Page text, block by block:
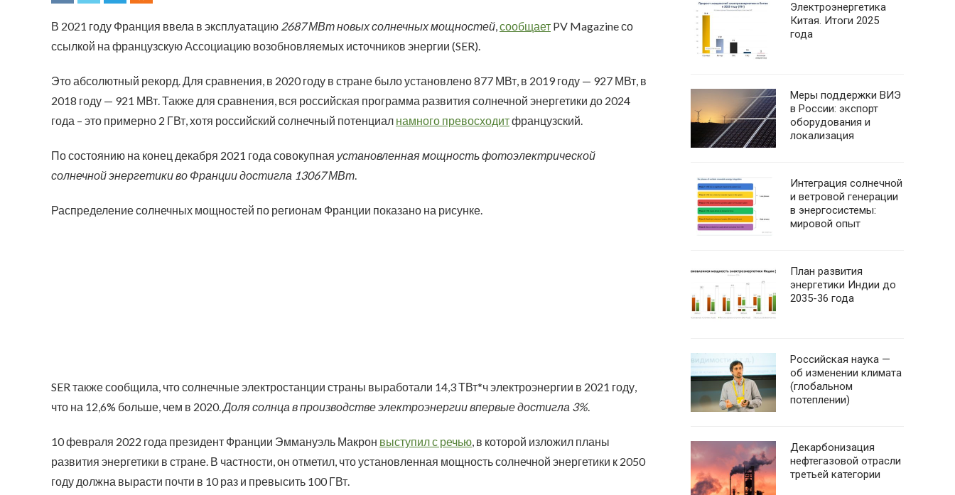
В 2021 году Франция ввела в эксплуатацию 2687 МВт новых солнечных мощностей,сообщает PV Magazine со
ссылкой на французскую Ассоциацию возобновляемых источников энергии (SER).
Это абсолютный рекорд. Для сравнения, в 2020 году в стране было установлено 877 МВт, в 2019 году — 927 МВт, в
2018 году — 921 МВт. Также для сравнения, вся российская программа развития солнечной энергетики до 2024
года – это примерно 2 ГВт, хотя российский солнечный потенциал намного превосходитфранцузский.
По состоянию на конец декабря 2021 года совокупная установленная мощность фотоэлектрической
солнечной энергетики во Франции достигла 13067 МВт.
Распределение солнечных мощностей по регионам Франции показано на рисунке.
SER также сообщила, что солнечные электростанции страны выработали 14,3 ТВт*ч электроэнергии в 2021 году,
что на 12,6% больше, чем в 2020.Доля солнца в производстве электроэнергии впервые достигла 3%.
10 февраля 2022 года президент Франции Эммануэль Макрон выступил с речью, в которой изложил планы
развития энергетики в стране. В частности, он отметил, что установленная мощность солнечной энергетики к 2050
году должна вырасти почти в 10 раз и превысить 100 ГВт.
Электроэнергетика
Китая. Итоги 2025
года
Меры поддержки ВИЭ
в России: экспорт
оборудования и
локализация
Интеграция солнечной
и ветровой генерации
в энергосистемы:
мировой опыт
План развития
энергетики Индии до
2035-36 года
Российская наука —
об изменении климата
(глобальном
потеплении)
Декарбонизация
нефтегазовой отрасли
третьей категории